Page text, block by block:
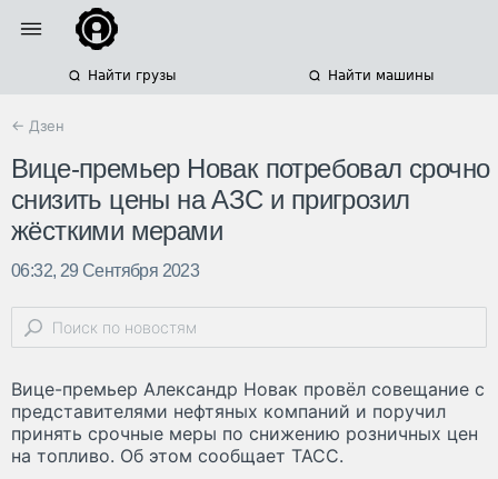
Найти грузы Найти машины
← Дзен
Вице-премьер Новак потребовал срочно
снизить цены на АЗС и пригрозил
жёсткими мерами
06:32, 29 Сентября 2023
Вице-премьер Александр Новак провёл совещание с
представителями нефтяных компаний и поручил
принять срочные меры по снижению розничных цен
на топливо. Об этом сообщает ТАСС.